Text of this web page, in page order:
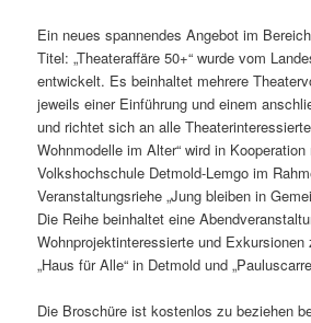
Ein neues spannendes Angebot im
Titel: „Theateraffäre 50+“ wurde vom
entwickelt. Es beinhaltet mehrere
jeweils einer Einführung und einem
und richtet sich an alle
Wohnmodelle im Alter“ wird in
Volkshochschule Detmold-Lemgo im
Veranstaltungsriehe „Jung bleiben in
Die Reihe beinhaltet eine
Wohnprojektinteressierte und Exkursionen
„Haus für Alle“ in Detmold und
Die Broschüre ist kostenlos zu beziehen